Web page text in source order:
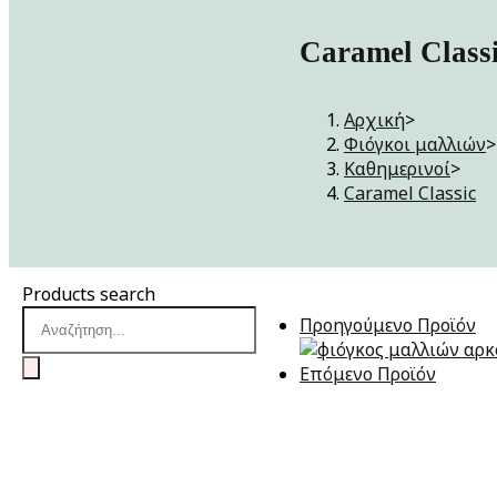
Products search
Caramel
Αρχική>
Φιόγκοι μαλλιών>
Καθημερινοί>
Caramel Classic
Προηγούμενο Προϊόν
Επόμενο Προϊόν